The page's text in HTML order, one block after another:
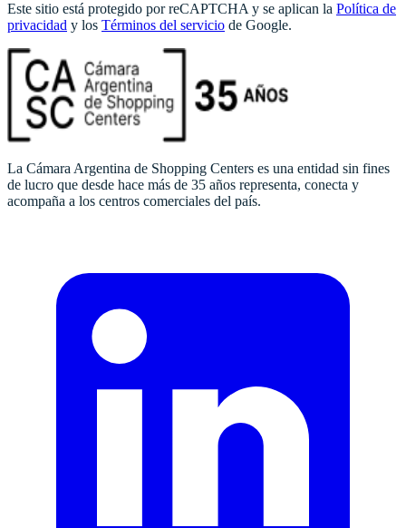
Este sitio está protegido por reCAPTCHA y se aplican la Política de
privacidad y los Términos del servicio de Google.
La Cámara Argentina de Shopping Centers es una entidad sin fines
de lucro que desde hace más de 35 años representa, conecta y
acompaña a los centros comerciales del país.